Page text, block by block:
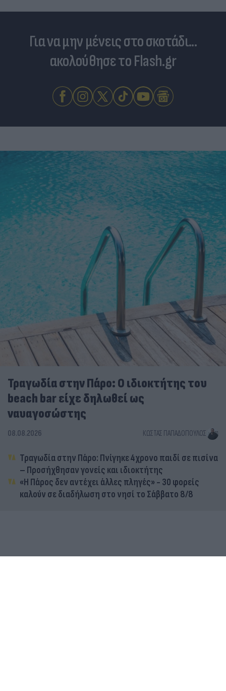
Για να μην μένεις στο σκοτάδι...
ακολούθησε το Flash.gr
Τραγωδία στην Πάρο: Ο ιδιοκτήτης του
beach bar είχε δηλωθεί ως
ναυαγοσώστης
08.08.2026 ΚΏΣΤΑΣ ΠΑΠΑΔΌΠΟΥΛΟΣ
Τραγωδία στην Πάρο: Πνίγηκε 4χρονο παιδί σε πισίνα
– Προσήχθησαν γονείς και ιδιοκτήτης
«Η Πάρος δεν αντέχει άλλες πληγές» - 30 φορείς
καλούν σε διαδήλωση στο νησί το Σάββατο 8/8